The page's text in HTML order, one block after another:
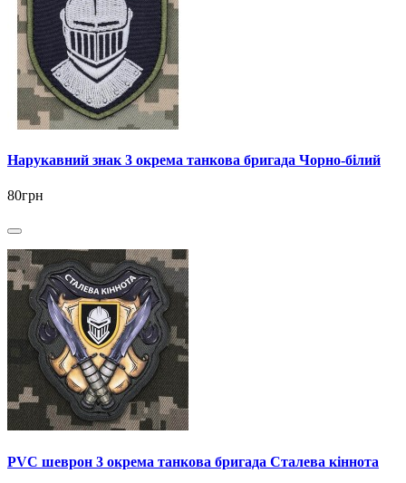
Нарукавний знак 3 окрема танкова бригада Чорно-білий
80грн
PVC шеврон 3 окрема танкова бригада Сталева кіннота